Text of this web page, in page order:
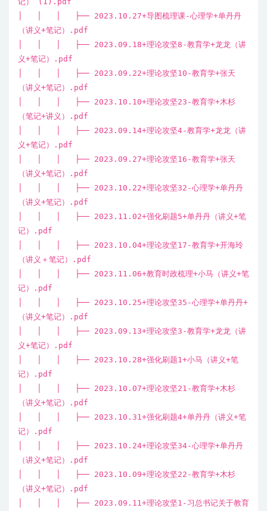
│ │ │ ├── 2023.10.27+导图梳理课-心理学+单丹丹
（讲义+笔记）.pdf
│ │ │ ├── 2023.09.18+理论攻坚8-教育学+龙龙（讲
义+笔记）.pdf
│ │ │ ├── 2023.09.22+理论攻坚10-教育学+张天
（讲义+笔记）.pdf
│ │ │ ├── 2023.10.10+理论攻坚23-教育学+木杉
（笔记+讲义）.pdf
│ │ │ ├── 2023.09.14+理论攻坚4-教育学+龙龙（讲
义+笔记）.pdf
│ │ │ ├── 2023.09.27+理论攻坚16-教育学+张天
（讲义+笔记）.pdf
│ │ │ ├── 2023.10.22+理论攻坚32-心理学+单丹丹
（讲义+笔记）.pdf
│ │ │ ├── 2023.11.02+强化刷题5+单丹丹（讲义+笔
记）.pdf
│ │ │ ├── 2023.10.04+理论攻坚17-教育学+开海玲
（讲义＋笔记）.pdf
│ │ │ ├── 2023.11.06+教育时政梳理+小马（讲义+笔
记）.pdf
│ │ │ ├── 2023.10.25+理论攻坚35-心理学+单丹丹+
（讲义+笔记）.pdf
│ │ │ ├── 2023.09.13+理论攻坚3-教育学+龙龙（讲
义+笔记）.pdf
│ │ │ ├── 2023.10.28+强化刷题1+小马（讲义+笔
记）.pdf
│ │ │ ├── 2023.10.07+理论攻坚21-教育学+木杉
（讲义+笔记）.pdf
│ │ │ ├── 2023.10.31+强化刷题4+单丹丹（讲义+笔
记）.pdf
│ │ │ ├── 2023.10.24+理论攻坚34-心理学+单丹丹
（讲义+笔记）.pdf
│ │ │ ├── 2023.10.09+理论攻坚22-教育学+木杉
（讲义+笔记）.pdf
│ │ │ ├── 2023.09.11+理论攻坚1-习总书记关于教育